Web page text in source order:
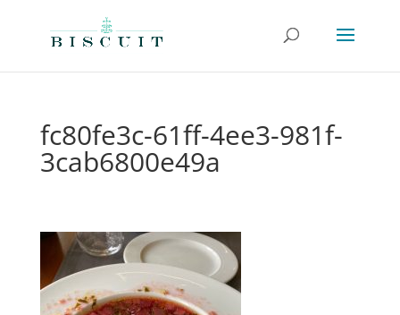
fc80fe3c-61ff-4ee3-981f-
3cab6800e49a